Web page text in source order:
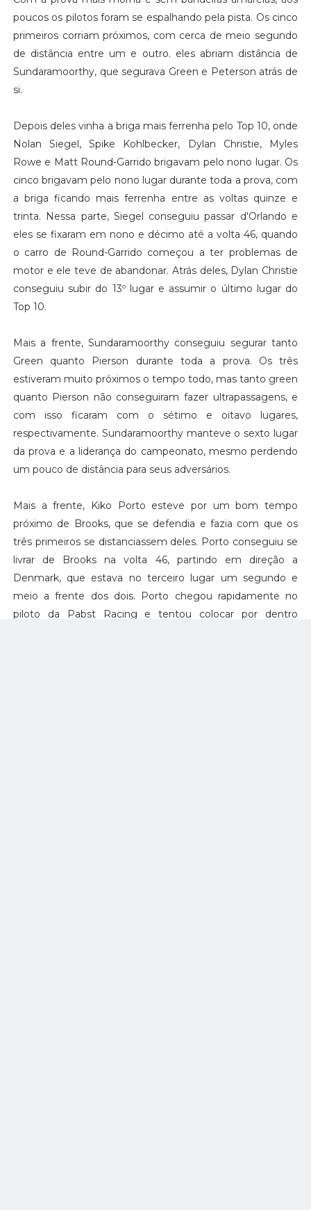
poucos os pilotos foram se espalhando pela pista. Os cinco
primeiros corriam próximos, com cerca de meio segundo
de distância entre um e outro. eles abriam distância de
Sundaramoorthy, que segurava Green e Peterson atrás de
si.
Depois deles vinha a briga mais ferrenha pelo Top 10, onde
Nolan Siegel, Spike Kohlbecker, Dylan Christie, Myles
Rowe e Matt Round-Garrido brigavam pelo nono lugar. Os
cinco brigavam pelo nono lugar durante toda a prova, com
a briga ficando mais ferrenha entre as voltas quinze e
trinta. Nessa parte, Siegel conseguiu passar d'Orlando e
eles se fixaram em nono e décimo até a volta 46, quando
o carro de Round-Garrido começou a ter problemas de
motor e ele teve de abandonar. Atrás deles, Dylan Christie
conseguiu subir do 13º lugar e assumir o último lugar do
Top 10.
Mais a frente, Sundaramoorthy conseguiu segurar tanto
Green quanto Pierson durante toda a prova. Os três
estiveram muito próximos o tempo todo, mas tanto green
quanto Pierson não conseguiram fazer ultrapassagens, e
com isso ficaram com o sétimo e oitavo lugares,
respectivamente. Sundaramoorthy manteve o sexto lugar
da prova e a liderança do campeonato, mesmo perdendo
um pouco de distância para seus adversários.
Mais a frente, Kiko Porto esteve por um bom tempo
próximo de Brooks, que se defendia e fazia com que os
três primeiros se distanciassem deles. Porto conseguiu se
livrar de Brooks na volta 46, partindo em direção a
Denmark, que estava no terceiro lugar um segundo e
meio a frente dos dois. Porto chegou rapidamente no
piloto da Pabst Racing e tentou colocar por dentro